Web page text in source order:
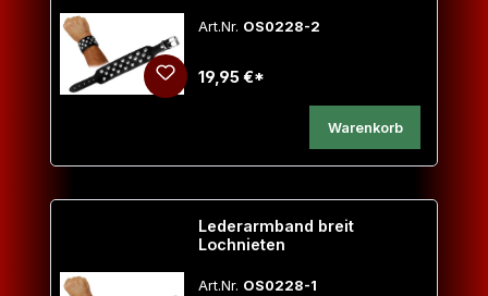
Art.Nr. OS0228-2
19,95 €*
Warenkorb
Lederarmband breit
Lochnieten
Art.Nr. OS0228-1